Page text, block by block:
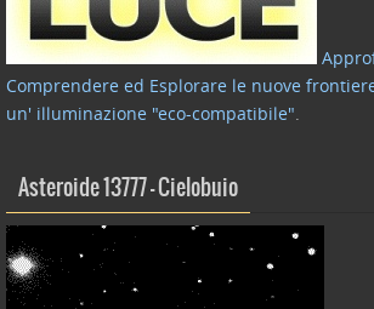
Comprendere ed Esplorare le nuove
un' illuminazione "eco-compatibile"
Asteroide 13777 – Cielobuio